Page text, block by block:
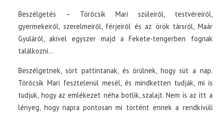
Beszélgetés – Törőcsik Mari szüleiről, testvéreiről,
gyermekeiről, szerelmeiről, férjeiről és az örök társról, Maár
Gyuláról, akivel egyszer majd a Fekete-tengerben fognak
találkozni…
Beszélgetnek, sört pattintanak, és örülnek, hogy süt a nap.
Törőcsik Mari fesztelenül mesél, és mindketten tudják, mi is
tudjuk, hogy az emlékezet néha botlik, szalajt. Nem is az itt a
lényeg, hogy napra pontosan mi történt ennek a rendkívüli